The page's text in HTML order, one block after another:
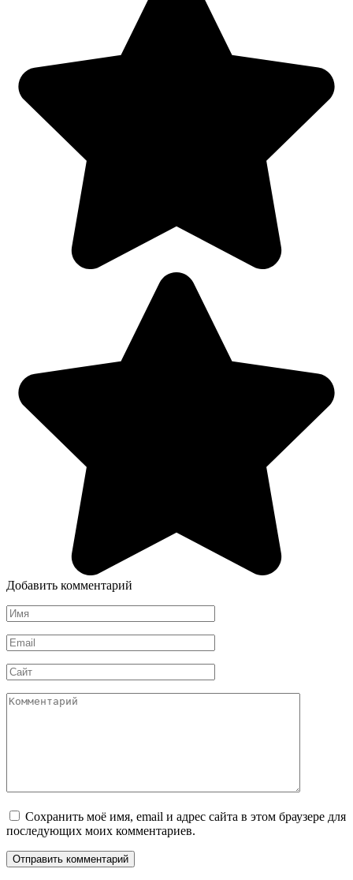
Добавить комментарий
Имя
*
Email
*
Сайт
Комментарий
Сохранить моё имя, email и адрес сайта в этом браузере для
последующих моих комментариев.